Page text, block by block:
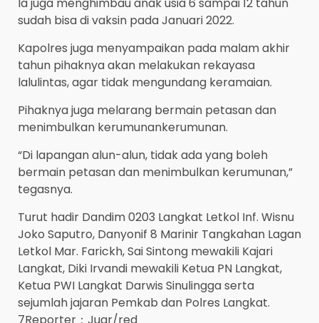
Ia juga menghimbau anak usia 6 sampai 12 tahun
sudah bisa di vaksin pada Januari 2022.
Kapolres juga menyampaikan pada malam akhir
tahun pihaknya akan melakukan rekayasa
lalulintas, agar tidak mengundang keramaian.
Pihaknya juga melarang bermain petasan dan
menimbulkan kerumunankerumunan.
“Di lapangan alun-alun, tidak ada yang boleh
bermain petasan dan menimbulkan kerumunan,”
tegasnya.
Turut hadir Dandim 0203 Langkat Letkol Inf. Wisnu
Joko Saputro, Danyonif 8 Marinir Tangkahan Lagan
Letkol Mar. Farickh, Sai Sintong mewakili Kajari
Langkat, Diki Irvandi mewakili Ketua PN Langkat,
Ketua PWI Langkat Darwis Sinulingga serta
sejumlah jajaran Pemkab dan Polres Langkat.